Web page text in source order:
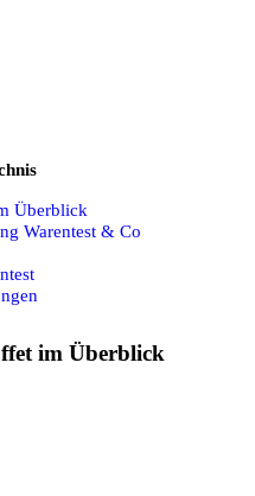
Überblick
Warentest & Co
im Überblick